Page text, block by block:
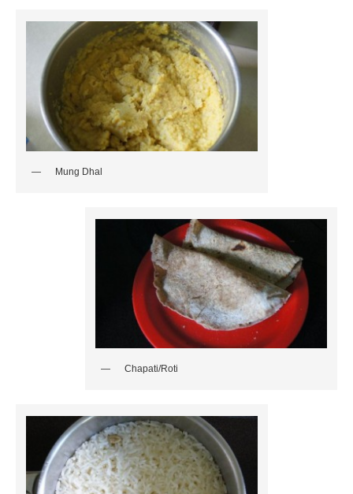
Mung Dhal
Chapati/Roti